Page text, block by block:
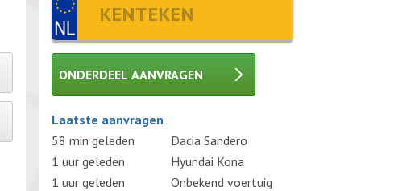
ONDERDEEL AANVRAGEN
Gelieve dit veld leeg te laten.
Laatste aanvragen
58 min geleden
Dacia Sandero
1 uur geleden
Hyundai Kona
1 uur geleden
Onbekend voertuig